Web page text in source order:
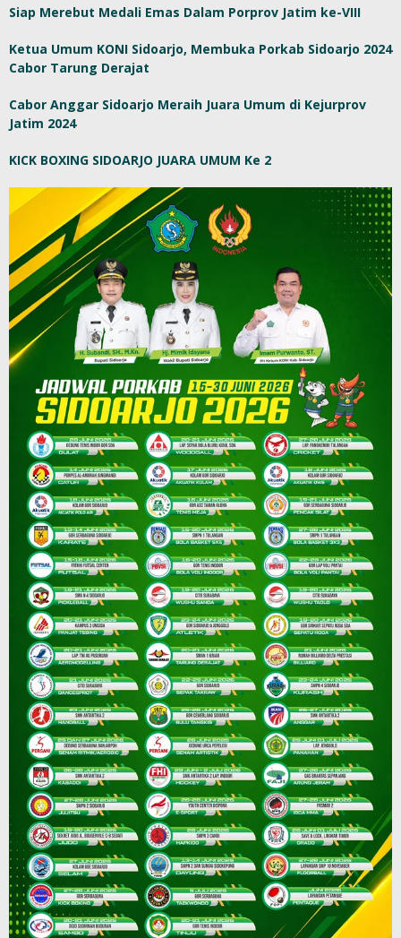
Siap Merebut Medali Emas Dalam Porprov Jatim ke-VIII
Ketua Umum KONI Sidoarjo, Membuka Porkab Sidoarjo 2024
Cabor Tarung Derajat
Cabor Anggar Sidoarjo Meraih Juara Umum di Kejurprov
Jatim 2024
KICK BOXING SIDOARJO JUARA UMUM Ke 2